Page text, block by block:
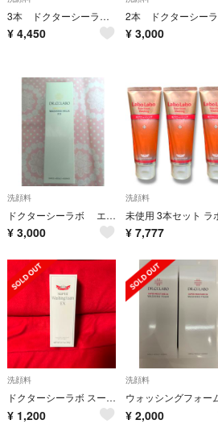
3本 ドクターシーラボ VC100 毛穴 ウォッシングフォーム 120ml
¥ 4,450 ¥ 3,000
洗顔料
ドクターシーラボ エンリッチリフト ウォッシングミルクEX
¥ 3,000
洗顔料
¥ 7,777
洗顔料
ドクターシーラボ スーパーウォッシングフォームEX(90g)
¥ 1,200
洗顔料
¥ 2,000